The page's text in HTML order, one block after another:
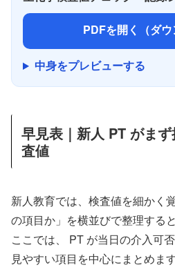
PDFを開く（ダウ
中身をプレビューする
早見表｜新人 PT がま
査値
新人教育では、検査値を細かく
の項目か」を横並びで整理する
ここでは、 PT が当日の介入可
見やすい項目を中心にまとめます